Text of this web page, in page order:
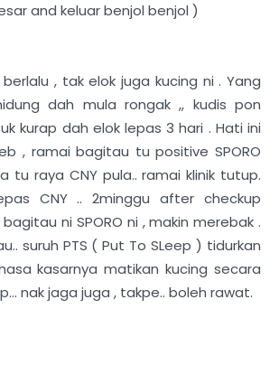
and keluar benjol benjol )
, tak elok juga kucing ni . Yang
dah mula rongak ,, kudis pon
kurap dah elok lepas 3 hari . Hati ini
, ramai bagitau tu positive SPORO
tu raya CNY pula.. ramai klinik tutup.
CNY .. 2minggu after checkup
ni SPORO ni , makin merebak .
suruh PTS ( Put To SLeep ) tidurkan
kasarnya matikan kucing secara
nak jaga juga , takpe.. boleh rawat.